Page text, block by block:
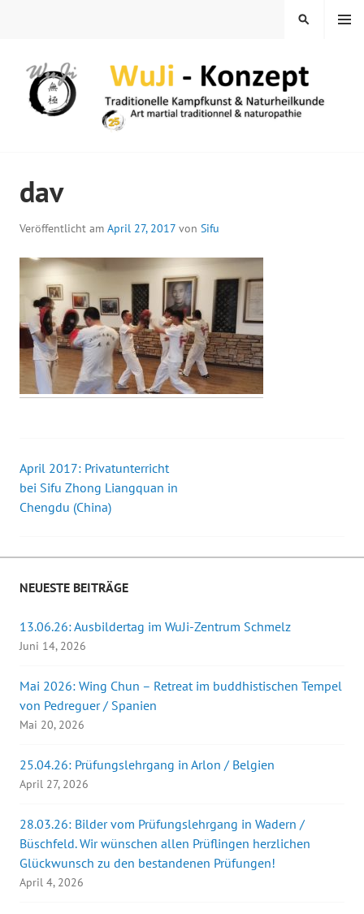
MENÜ
SUCHEN
dav
Veröffentlicht am April 27, 2017 von Sifu
Beitrags-
Navigation
April 2017: Privatunterricht
bei Sifu Zhong Liangquan in
Chengdu (China)
NEUESTE BEITRÄGE
13.06.26: Ausbildertag im WuJi-Zentrum Schmelz
Juni 14, 2026
Mai 2026: Wing Chun – Retreat im buddhistischen Tempel
von Pedreguer / Spanien
Mai 20, 2026
25.04.26: Prüfungslehrgang in Arlon / Belgien
April 27, 2026
28.03.26: Bilder vom Prüfungslehrgang in Wadern /
Büschfeld. Wir wünschen allen Prüflingen herzlichen
Glückwunsch zu den bestandenen Prüfungen!
April 4, 2026